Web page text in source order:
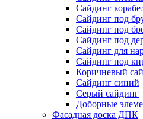
Сайдинг
Сайдинг под
Сайдинг под
Сайдинг под
Сайдинг для
Сайдинг под
Коричневый
Сайдинг синий
Серый сайдинг
Доборные
Фасадная доска ДПК